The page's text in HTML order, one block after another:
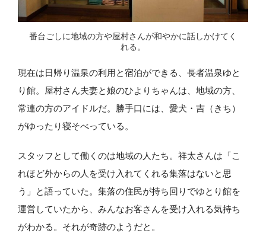
番台ごしに地域の方や屋村さんが和やかに話しかけてく
れる。
現在は日帰り温泉の利用と宿泊ができる、長者温泉ゆと
り館。屋村さん夫妻と娘のひよりちゃんは、地域の方、
常連の方のアイドルだ。勝手口には、愛犬・吉（きち）
がゆったり寝そべっている。
スタッフとして働くのは地域の人たち。祥太さんは「こ
れほど外からの人を受け入れてくれる集落はないと思
う」と語っていた。集落の住民が持ち回りでゆとり館を
運営していたから、みんなお客さんを受け入れる気持ち
がわかる。それが奇跡のようだと。